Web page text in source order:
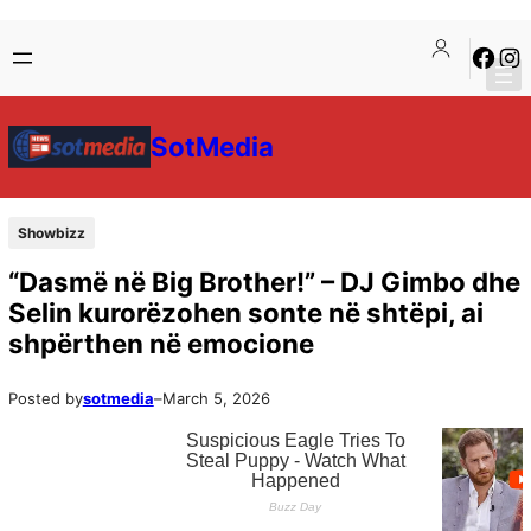
SotMedia
Showbizz
“Dasmë në Big Brother!” – DJ Gimbo dhe
Selin kurorëzohen sonte në shtëpi, ai
shpërthen në emocione
Posted bysotmedia–March 5, 2026